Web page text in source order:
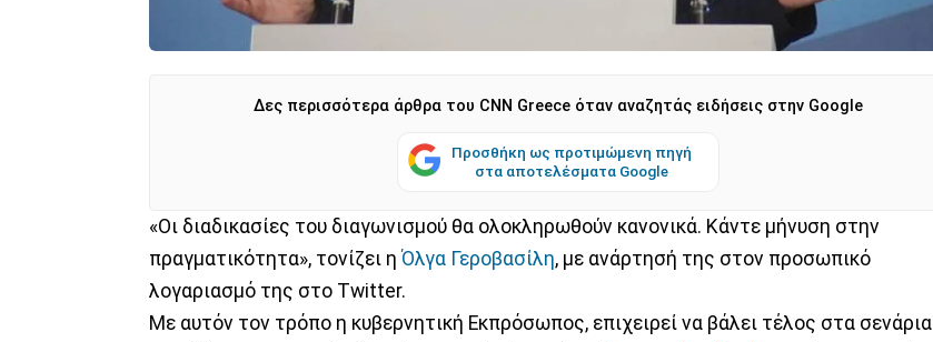
Δες περισσότερα άρθρα του CNN Greece όταν αναζητάς ειδήσεις στην Google
Προσθήκη ως προτιμώμενη πηγή
στα αποτελέσματα Google
«Οι διαδικασίες του διαγωνισμού θα ολοκληρωθούν κανονικά. Κάντε μήνυση στην
πραγματικότητα», τονίζει ηΌλγα Γεροβασίλη, με ανάρτησή της στον προσωπικό
λογαριασμό της στο Twitter.
Με αυτόν τον τρόπο η κυβερνητική Εκπρόσωπος, επιχειρεί να βάλει τέλος στα σενάρια